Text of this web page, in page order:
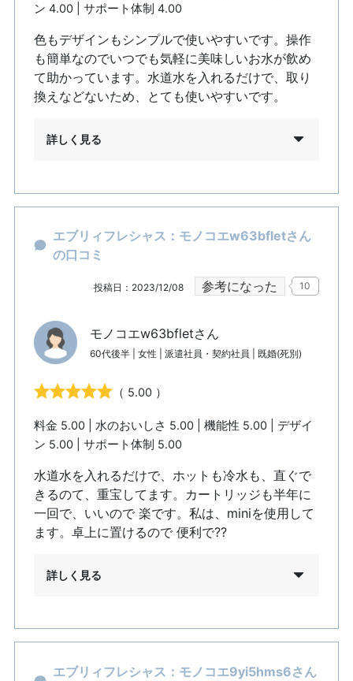
ン 4.00 | サポート体制 4.00
色もデザインもシンプルで使いやすいです。操作
も簡単なのでいつでも気軽に美味しいお水が飲め
て助かっています。水道水を入れるだけで、取り
換えなどないため、とても使いやすいです。
詳しく見る
エブリィフレシャス：モノコエw63bfletさん
の口コミ
投稿日：2023/12/08 参考になった 10
モノコエw63bfletさん
60代後半 | 女性 | 派遣社員・契約社員 | 既婚(死別)
（ 5.00 ）
料金 5.00 | 水のおいしさ 5.00 | 機能性 5.00 | デザイ
ン 5.00 | サポート体制 5.00
水道水を入れるだけで、ホットも冷水も、直ぐで
きるのて、重宝してます。カートリッジも半年に
一回で、いいので 楽です。私は、miniを使用して
ます。卓上に置けるので 便利で??
詳しく見る
エブリィフレシャス：モノコエ9yi5hms6さん